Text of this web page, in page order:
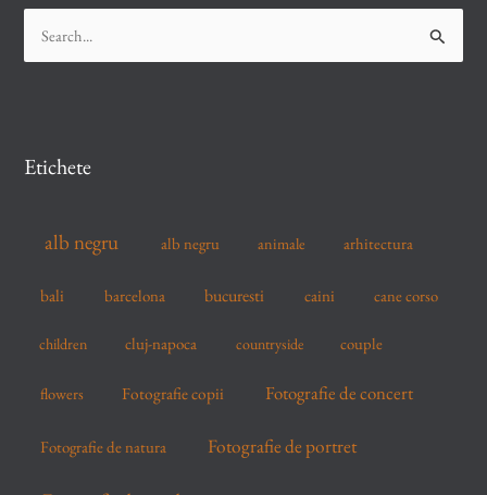
e
Etichete
alb negru alb negru animale arhitectura
bali barcelona bucuresti caini cane corso
children cluj-napoca countryside couple
flowers Fotografie copii Fotografie de concert
Fotografie de natura Fotografie de portret